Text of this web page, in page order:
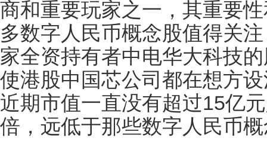
商和重要玩家之一，其重要
多数字人民币概念股值得关
家全资持有者中电华大科技
使港股中国芯公司都在想方
近期市值一直没有超过15亿
倍，远低于那些数字人民币